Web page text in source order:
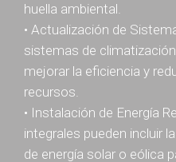
huella ambiental.
• Actualización de
sistemas de
mejorar la eficiencia y
recursos.
• Instalación de Energía
integrales pueden incluir
de energía solar o eólica